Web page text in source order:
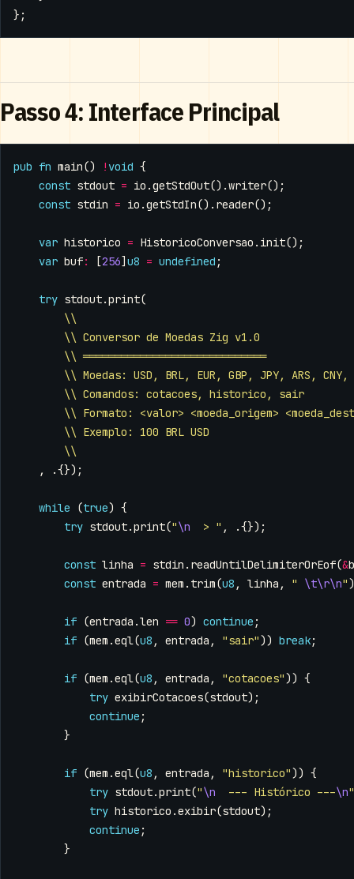
};
Passo 4: Interface Principal
pub fn main() ! void {
const stdout = io .getStdOut().writer();
const stdin = io .getStdIn(). reader();
var historico = HistoricoConversao . init();
var buf: [256] u8 = undefined ;
try stdout.print(
\\
\\ Conversor de Moedas Zig v1.0
\\ ═════════════════════════════
\\ Moedas: USD, BRL, EUR, GBP, JPY, ARS, CNY,
\\ Comandos: cotacoes, historico, sair
\\ Formato: <valor> <moeda_origem>
\\ Exemplo: 100 BRL USD
\\
,
.{});
while (true) {
try stdout.print("\n
  > "
, .{});
const linha = stdin . readUntilDelimiterOrEof(&
const entrada = mem . trim(u8 , linha , " \t\r\n"
if (entrada .len == 0) continue ;
if (mem .eql(u8 , entrada , "sair")) break;
if (mem .eql(u8 , entrada , "cotacoes")) {
try exibirCotacoes(stdout);
continue ;
}
if (mem .eql(u8 , entrada , "historico")) {
try stdout.print("\n
  --- Histórico ---
\n"
try historico .exibir(stdout);
continue ;
}